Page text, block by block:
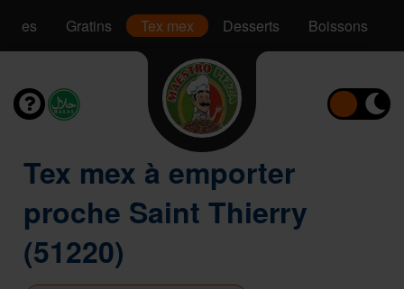
Pâtes Gratins Tex mex Desserts Boissons
Tex mex à emporter
proche Saint Thierry
(51220)